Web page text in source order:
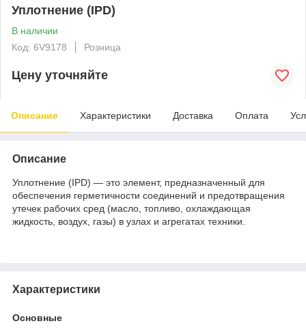
Уплотнение (IPD)
В наличии
Код: 6V9178
Розница
Цену уточняйте
Описание Характеристики Доставка Оплата
Описание
Уплотнение (IPD) — это элемент, предназначенный для
обеспечения герметичности соединений и предотвращения
утечек рабочих сред (масло, топливо, охлаждающая
жидкость, воздух, газы) в узлах и агрегатах техники.
Характеристики
Основные